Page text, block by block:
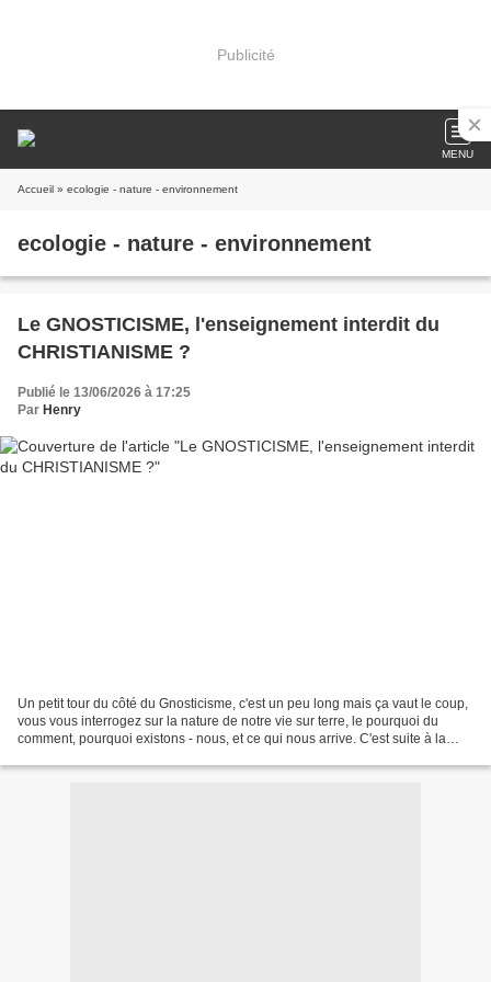
Publicité
MENU
Accueil » ecologie - nature - environnement
ecologie - nature - environnement
Le GNOSTICISME, l'enseignement interdit du
CHRISTIANISME ?
Publié le 13/06/2026 à 17:25
Par Henry
Un petit tour du côté du Gnosticisme, c'est un peu long mais ça vaut le coup,
vous vous interrogez sur la nature de notre vie sur terre, le pourquoi du
comment, pourquoi existons - nous, et ce qui nous arrive. C'est suite à la